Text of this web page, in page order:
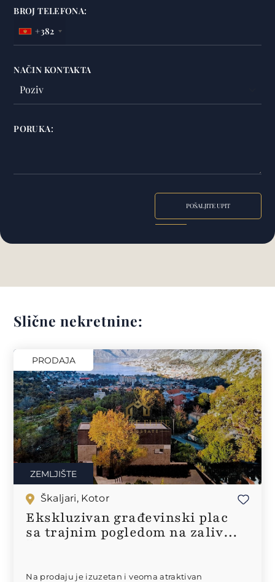
BROJ TELEFONA:
+382
NAČIN KONTAKTA
PORUKA:
POŠALJITE UPIT
Slične nekretnine:
PRODAJA
ZEMLJIŠTE
Škaljari, Kotor
Ekskluzivan građevinski plac
sa trajnim pogledom na zaliv,
Na prodaju je izuzetan i veoma atraktivan